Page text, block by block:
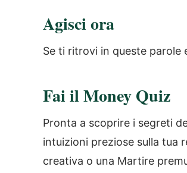
Agisci ora
Se ti ritrovi in queste parole
Fai il Money Quiz
Pronta a scoprire i segreti
intuizioni preziose sulla tua
creativa o una Martire